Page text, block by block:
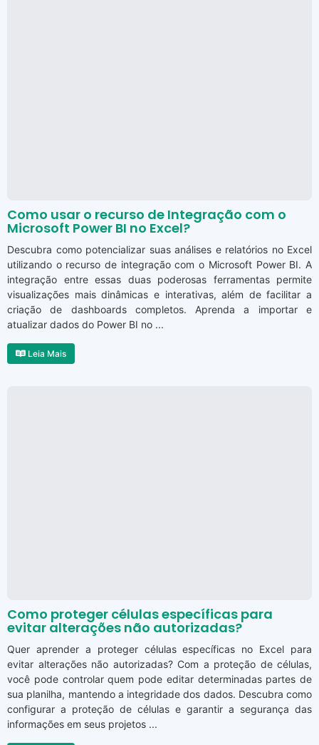
Como usar o recurso de Integração com o
Microsoft Power BI no Excel?
Descubra como potencializar suas análises e relatórios no Excel
utilizando o recurso de integração com o Microsoft Power BI. A
integração entre essas duas poderosas ferramentas permite
visualizações mais dinâmicas e interativas, além de facilitar a
criação de dashboards completos. Aprenda a importar e
atualizar dados do Power BI no ...
Leia Mais
Como proteger células específicas para
evitar alterações não autorizadas?
Quer aprender a proteger células específicas no Excel para
evitar alterações não autorizadas? Com a proteção de células,
você pode controlar quem pode editar determinadas partes de
sua planilha, mantendo a integridade dos dados. Descubra como
configurar a proteção de células e garantir a segurança das
informações em seus projetos ...